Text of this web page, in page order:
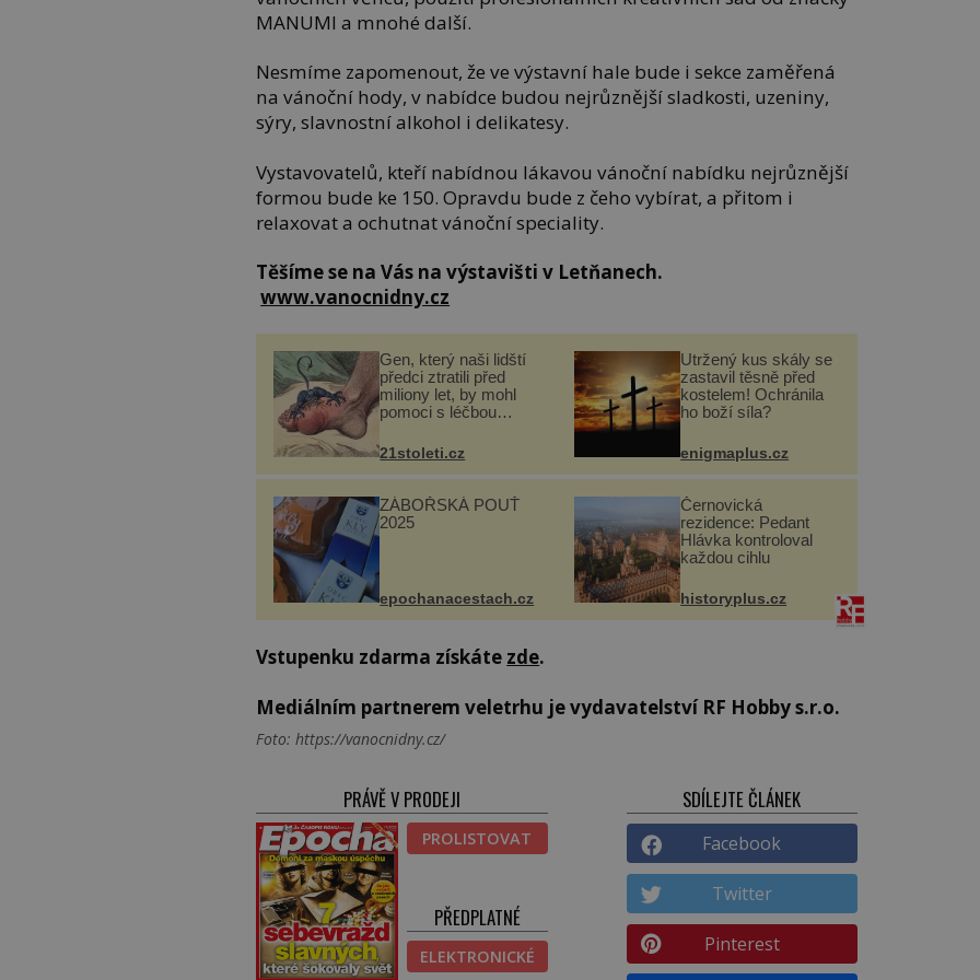
MANUMI a mnohé další.
Nesmíme zapomenout, že ve výstavní hale bude i sekce zaměřená
na vánoční hody, v nabídce budou nejrůznější sladkosti, uzeniny,
sýry, slavnostní alkohol i delikatesy.
Vystavovatelů, kteří nabídnou lákavou vánoční nabídku nejrůznější
formou bude ke 150. Opravdu bude z čeho vybírat, a přitom i
relaxovat a ochutnat vánoční speciality.
Těšíme se na Vás na výstavišti v Letňanech.
www.vanocnidny.cz
Gen, který naši lidští
předci ztratili před
miliony let, by mohl
pomoci s léčbou
21stoleti.cz
Utržený kus skály se
zastavil těsně před
kostelem! Ochránila
ho boží síla?
enigmaplus.cz
ZÁBOŘSKÁ POUŤ
2025
epochanacestach.cz
Černovická
rezidence: Pedant
Hlávka kontroloval
každou cihlu
historyplus.cz
Vstupenku zdarma získáte zde.
Mediálním partnerem veletrhu je vydavatelství RF Hobby s.r.o.
Foto: https://vanocnidny.cz/
PRÁVĚ V PRODEJI
PROLISTOVAT
PŘEDPLATNÉ
ELEKTRONICKÉ
SDÍLEJTE ČLÁNEK
Facebook
Twitter
Pinterest